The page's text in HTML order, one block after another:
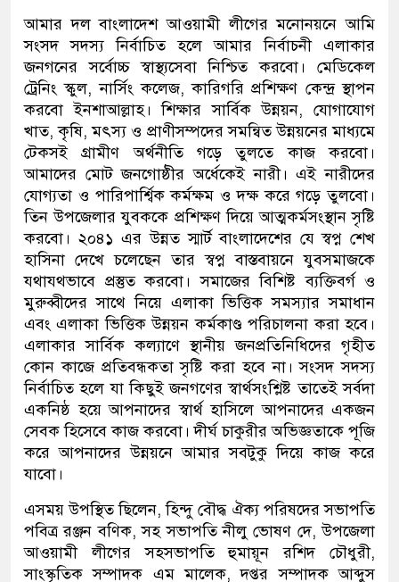
আমার দল বাংলাদেশ আওয়ামী লীগের মনোনয়নে আমি
সংসদ সদস্য নির্বাচিত হলে আমার নির্বাচনী এলাকার
জনগনের সর্বোচ্চ স্বাস্থ্যসেবা নিশ্চিত করবো। মেডিকেল
ট্রেনিং স্কুল, নার্সিং কলেজ, কারিগরি প্রশিক্ষণ কেন্দ্র স্থাপন
করবো ইনশাআল্লাহ। শিক্ষার সার্বিক উন্নয়ন, যোগাযোগ
খাত, কৃষি, মৎস্য ও প্রাণীসম্পদের সমন্বিত উন্নয়নের মাধ্যমে
টেকসই গ্রামীণ অর্থনীতি গড়ে তুলতে কাজ করবো।
আমাদের মোট জনগোষ্ঠীর অর্ধেকেই নারী। এই নারীদের
যোগ্যতা ও পারিপার্শ্বিক কর্মক্ষম ও দক্ষ করে গড়ে তুলবো।
তিন উপজেলার যুবককে প্রশিক্ষণ দিয়ে আত্মকর্মসংস্থান সৃষ্টি
করবো। ২০৪১ এর উন্নত স্মার্ট বাংলাদেশের যে স্বপ্ন শেখ
হাসিনা দেখে চলেছেন তার স্বপ্ন বাস্তবায়নে যুবসমাজকে
যথাযথভাবে প্রস্তুত করবো। সমাজের বিশিষ্ট ব্যক্তিবর্গ ও
মুরুব্বীদের সাথে নিয়ে এলাকা ভিত্তিক সমস্যার সমাধান
এবং এলাকা ভিত্তিক উন্নয়ন কর্মকাণ্ড পরিচালনা করা হবে।
এলাকার সার্বিক কল্যাণে স্থানীয় জনপ্রতিনিধিদের গৃহীত
কোন কাজে প্রতিবন্ধকতা সৃষ্টি করা হবে না। সংসদ সদস্য
নির্বাচিত হলে যা কিছুই জনগণের স্বার্থসংশ্লিষ্ট তাতেই সর্বদা
একনিষ্ঠ হয়ে আপনাদের স্বার্থ হাসিলে আপনাদের একজন
সেবক হিসেবে কাজ করবো। দীর্ঘ চাকুরীর অভিজ্ঞতাকে পূজি
করে আপনাদের উন্নয়নে আমার সবটুকু দিয়ে কাজ করে
যাবো।
এসময় উপস্থিত ছিলেন, হিন্দু বৌদ্ধ ঐক্য পরিষদের সভাপতি
পবিত্র রঞ্জন বণিক, সহ সভাপতি নীলু ভোষণ দে, উপজেলা
আওয়ামী লীগের সহসভাপতি হুমায়ূন রশিদ চৌধুরী,
সাংস্কৃতিক সম্পাদক এম মালেক, দপ্তর সম্পাদক আব্দুস